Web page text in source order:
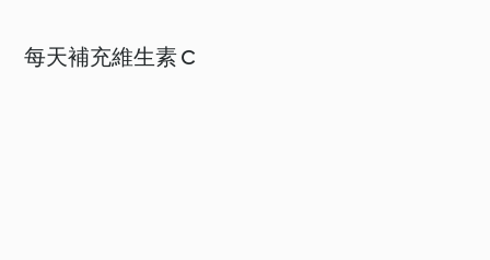
每天補充維生素 C